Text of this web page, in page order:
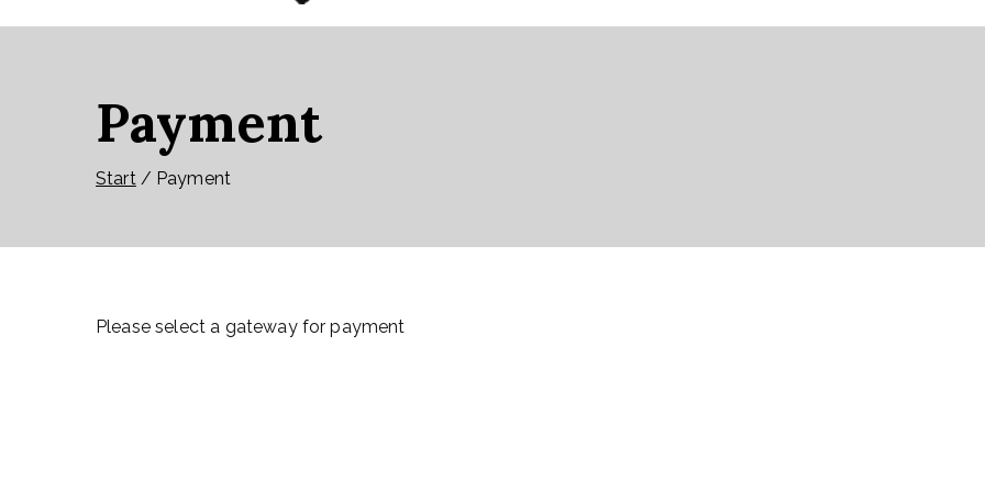
Payment
Start Payment
Please select a gateway for payment